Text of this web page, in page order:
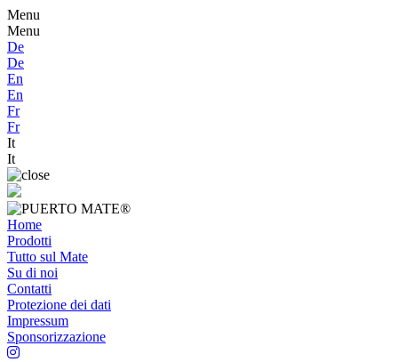
Menu
Menu
De
De
En
En
Fr
Fr
It
It
Home
Prodotti
Tutto sul Mate
Su di noi
Contatti
Protezione dei dati
Impressum
Sponsorizzazione